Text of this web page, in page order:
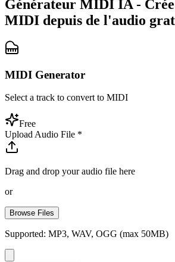
Générateur MIDI IA - Crée
MIDI depuis de l'audio
MIDI Generator
Select a track to convert to MIDI
Free
Upload Audio File *
Drag and drop your audio file here
or
Browse Files
Supported: MP3, WAV, OGG (max 50MB)